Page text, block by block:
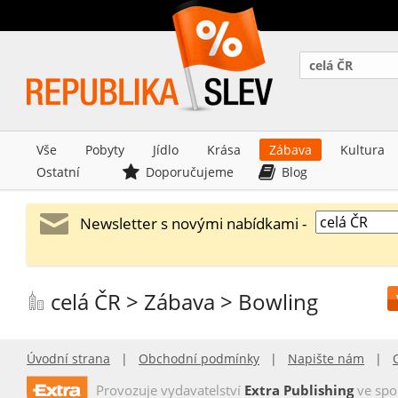
celá ČR
Vše Pobyty Jídlo Krása Zábava
Kultura
Ostatní
Doporučujeme Blog
Newsletter s novými nabídkami -
celá ČR > Zábava > Bowling
Úvodní strana | Obchodní podmínky | Napište nám |
Provozuje vydavatelství Extra Publishingve